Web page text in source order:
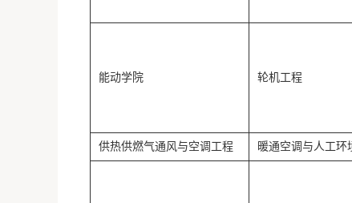
能动学院 轮机工程
供热供燃气通风与空调工程 暖通空调与人工环